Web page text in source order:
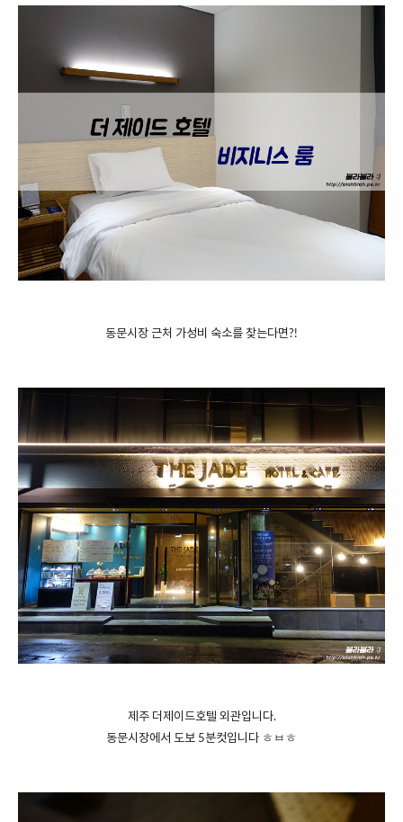
동문시장 근처 가성비 숙소를 찾는다면?!
제주 더제이드호텔 외관입니다.
동문시장에서 도보 5분컷입니다 ㅎㅂㅎ